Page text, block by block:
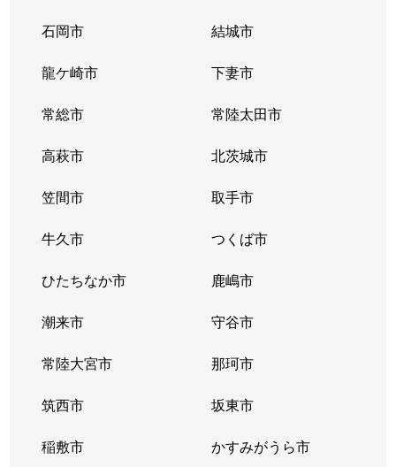
石岡市 結城市
龍ケ崎市 下妻市
常総市 常陸太田市
高萩市 北茨城市
笠間市 取手市
牛久市 つくば市
ひたちなか市 鹿嶋市
潮来市 守谷市
常陸大宮市 那珂市
筑西市 坂東市
稲敷市 かすみがうら市